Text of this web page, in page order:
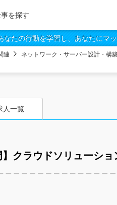
を探す
なたの行動を学習し、あなたにマ
連 ネットワーク・サーバー設計・構
人一覧
クラウドソリューショ